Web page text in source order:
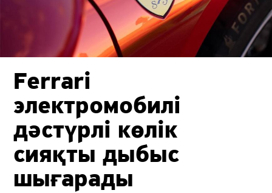
Ferrari
электромобилі
дәстүрлі көлік
сияқты дыбыс
шығарады